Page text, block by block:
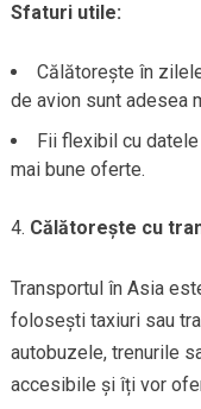
Sfaturi utile:
Călătorește în
de avion sunt adesea
Fii flexibil cu
mai bune oferte.
Călătorește cu
Transportul în Asia
folosești taxiuri sau
autobuzele, trenurile
accesibile și îți vor